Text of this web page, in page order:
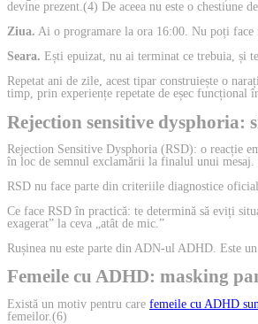
devine prezent.(4) De aceea nu este o chestiune
Ziua. Ai o programare la ora 16:00. Nu poți
Seara. Ești epuizat, nu ai terminat ce trebuia, și
Repetat ani de zile, acest tipar construiește o
timp, prin experiențe repetate de eșec funcțional
Rejection sensitive dysphoria:
Rejection Sensitive Dysphoria (RSD): o reacție
în loc de semnul exclamării la finalul unui mesaj.
RSD nu face parte din criteriile diagnostice
Ce face RSD în practică: te determină să eviți
exagerat” la ceva „atât de mic.”
Rușinea nu este parte din ADN-ul ADHD. Este
Femeile cu ADHD: masking
Există un motiv pentru care femeile cu ADHD
femeilor.(6)